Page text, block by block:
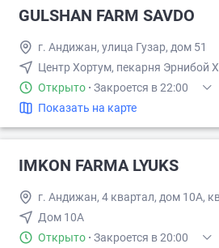
GULSHAN FARM SAVDO
г. Андижан, улица Гузар, дом 51
Центр Хортум, пекарня Эрнибой
Открыто · Закроется в 22:00
Показать на карте
IMKON FARMA LYUKS
г. Андижан, 4 квартал, дом 10А,
Дом 10А
Открыто · Закроется в 20:00